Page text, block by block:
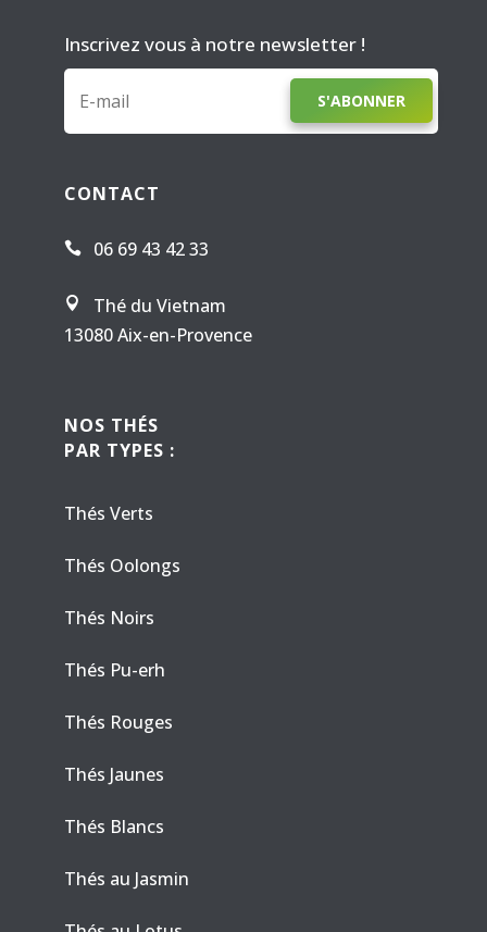
Inscrivez vous à notre newsletter !
S'ABONNER
CONTACT
 06 69 43 42 33

Thé du Vietnam
13080 Aix-en-Provence
NOS THÉS
PAR TYPES :
Thés Verts
Thés Oolongs
Thés Noirs
Thés Pu-erh
Thés Rouges
Thés Jaunes
Thés Blancs
Thés au Jasmin